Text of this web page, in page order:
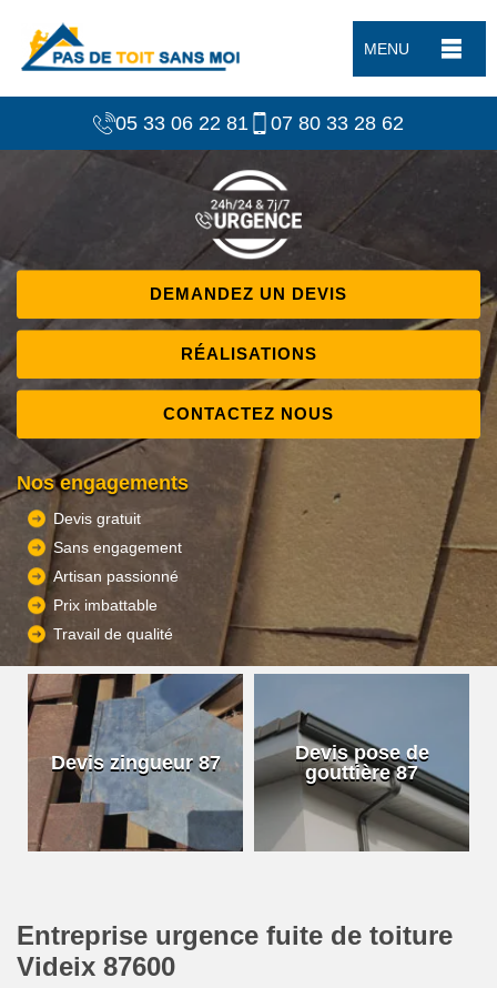
MENU
05 33 06 22 81 07 80 33 28 62
DEMANDEZ UN DEVIS
RÉALISATIONS
CONTACTEZ NOUS
Nos engagements
Devis gratuit
Sans engagement
Artisan passionné
Prix imbattable
Travail de qualité
Devis zingueur 87
Devis pose de
gouttière 87
Entreprise urgence fuite de toiture
Videix 87600